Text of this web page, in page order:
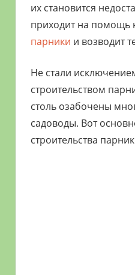
их становится
приходит на помощь
парники и возводит
Не стали
строительством
столь озабочены
садоводы. Вот
строительства